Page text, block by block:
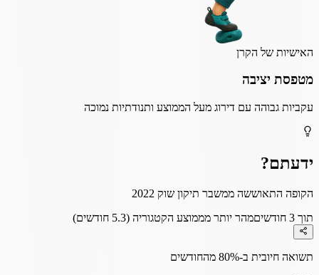
האישיות של הקרן
מטפסת יציבה
עקביות גבוהה עם דירוג מעל הממוצע ותנודתיות נמוכה
ידעתם?
הקופה התאוששה ממשבר תיקון שוק 2022
תוך 3 חודשים
מהר יותר מממוצע הקטגוריה (5.3 חודשים)
תשואה חיובית ב-80% מהחודשים